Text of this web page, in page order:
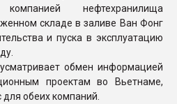
нефтехранилища
складе в заливе Ван Фонг
и пуска в эксплуатацию
обмен информацией
проектам во Вьетнаме,
обеих компаний.